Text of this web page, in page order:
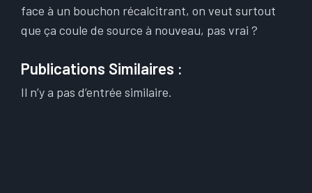
face à un bouchon récalcitrant, on veut surtout
que ça coule de source à nouveau, pas vrai ?
Publications Similaires :
Il n’y a pas d’entrée similaire.